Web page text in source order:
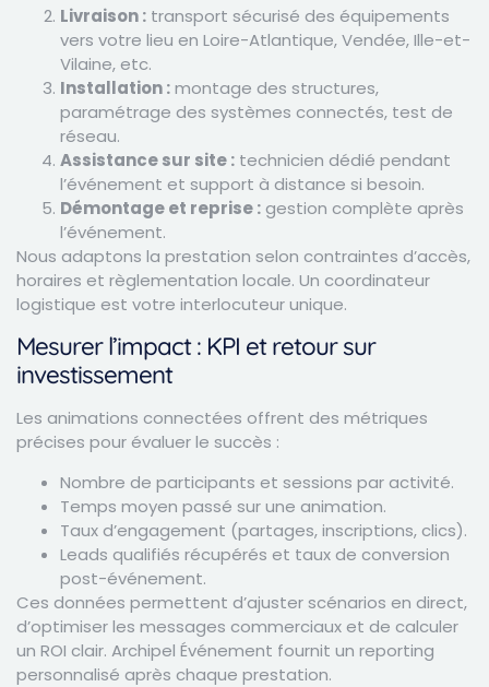
Livraison : transport sécurisé des équipements
vers votre lieu en Loire-Atlantique, Vendée, Ille-et-
Vilaine, etc.
Installation :montage des structures,
paramétrage des systèmes connectés, test de
réseau.
Assistance sur site : technicien dédié pendant
l’événement et support à distance si besoin.
Démontage et reprise : gestion complète après
l’événement.
Nous adaptons la prestation selon contraintes d’accès,
horaires et règlementation locale. Un coordinateur
logistique est votre interlocuteur unique.
Mesurer l’impact : KPI et retour sur
investissement
Les animations connectées offrent des métriques
précises pour évaluer le succès :
Nombre de participants et sessions par activité.
Temps moyen passé sur une animation.
Taux d’engagement (partages, inscriptions, clics).
Leads qualifiés récupérés et taux de conversion
post-événement.
Ces données permettent d’ajuster scénarios en direct,
d’optimiser les messages commerciaux et de calculer
un ROI clair. Archipel Événement fournit un reporting
personnalisé après chaque prestation.